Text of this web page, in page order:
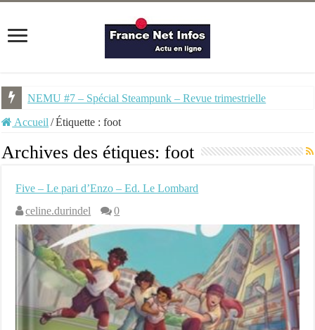
NEMU #7 – Spécial Steampunk – Revue trimestrielle
Accueil /Étiquette :foot
Archives des étiques:foot
Five – Le pari d’Enzo – Ed. Le Lombard
celine.durindel
0